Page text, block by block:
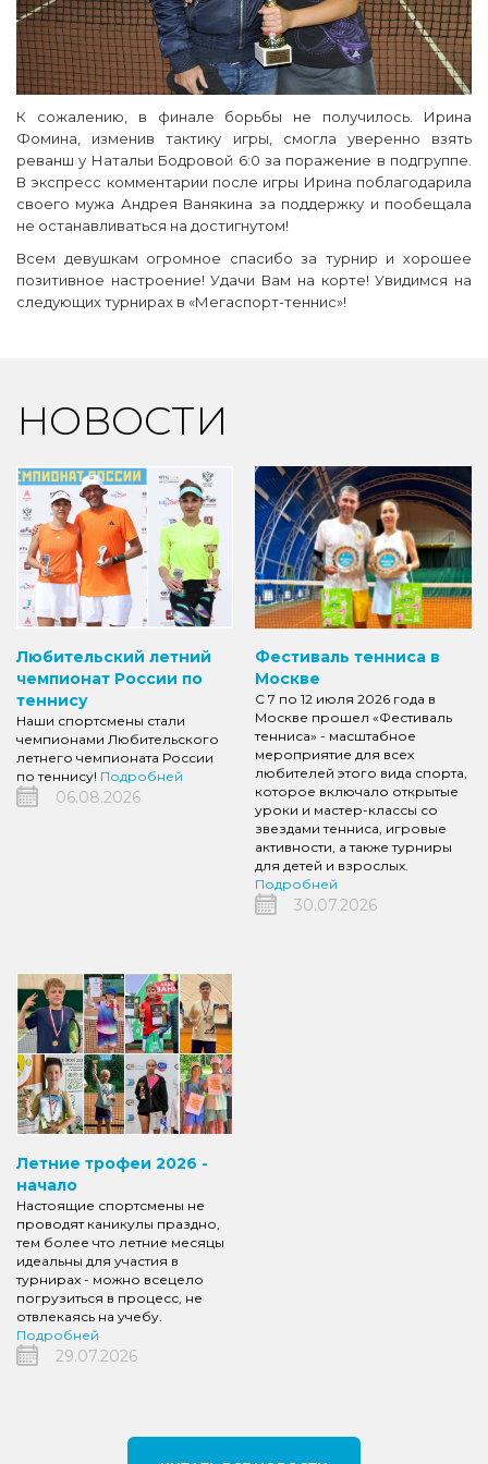
К сожалению, в финале борьбы не получилось. Ирина
Фомина, изменив тактику игры, смогла уверенно взять
реванш у Натальи Бодровой 6:0 за поражение в подгруппе.
В экспресс комментарии после игры Ирина поблагодарила
своего мужа Андрея Ванякина за поддержку и пообещала
не останавливаться на достигнутом!
Всем девушкам огромное спасибо за турнир и хорошее
позитивное настроение! Удачи Вам на корте! Увидимся на
следующих турнирах в «Мегаспорт-теннис»!
НОВОСТИ
Любительский летний
чемпионат России по
теннису
Наши спортсмены стали
чемпионами Любительского
летнего чемпионата России
по теннису! Подробней
06.08.2026
Фестиваль тенниса в
Москве
С 7 по 12 июля 2026 года в
Москве прошел «Фестиваль
тенниса» - масштабное
мероприятие для всех
любителей этого вида спорта,
которое включало открытые
уроки и мастер-классы со
звездами тенниса, игровые
активности, а также турниры
для детей и взрослых.
Подробней
30.07.2026
Летние трофеи 2026 -
начало
Настоящие спортсмены не
проводят каникулы праздно,
тем более что летние месяцы
идеальны для участия в
турнирах - можно всецело
погрузиться в процесс, не
отвлекаясь на учебу.
Подробней
29.07.2026